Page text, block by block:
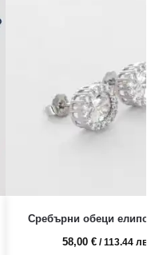
Сребърни обеци
58,00 € / 113.44